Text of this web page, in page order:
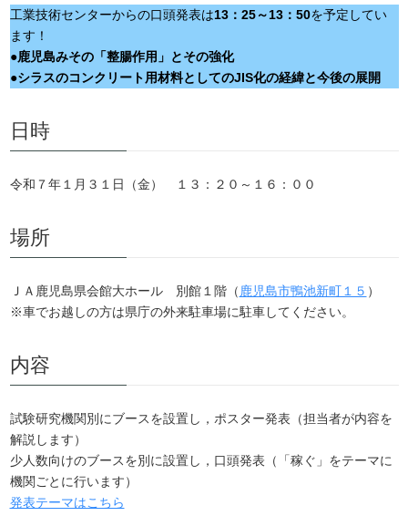
工業技術センターからの口頭発表は13：25～13：50を予定してい
ます！
●鹿児島みその「整腸作用」とその強化
●シラスのコンクリート用材料としてのJIS化の経緯と今後の展開
日時
令和７年１月３１日（金） １３：２０～１６：００
場所
ＪＡ鹿児島県会館大ホール 別館１階（ 鹿児島市鴨池新町１５ ）
※車でお越しの方は県庁の外来駐車場に駐車してください。
内容
試験研究機関別にブースを設置し，ポスター発表（担当者が内容を
解説します）
少人数向けのブースを別に設置し，口頭発表（「稼ぐ」をテーマに
機関ごとに行います）
発表テーマはこちら